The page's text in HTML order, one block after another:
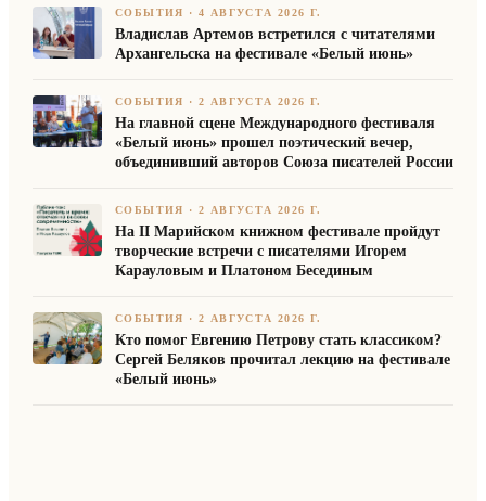
СОБЫТИЯ ·4 АВГУСТА 2026 Г.
Владислав Артемов встретился с читателями
Архангельска на фестивале «Белый июнь»
СОБЫТИЯ ·2 АВГУСТА 2026 Г.
На главной сцене Международного фестиваля
«Белый июнь» прошел поэтический вечер,
объединивший авторов Союза писателей России
СОБЫТИЯ ·2 АВГУСТА 2026 Г.
На II Марийском книжном фестивале пройдут
творческие встречи с писателями Игорем
Карауловым и Платоном Бесединым
СОБЫТИЯ ·2 АВГУСТА 2026 Г.
Кто помог Евгению Петрову стать классиком?
Сергей Беляков прочитал лекцию на фестивале
«Белый июнь»